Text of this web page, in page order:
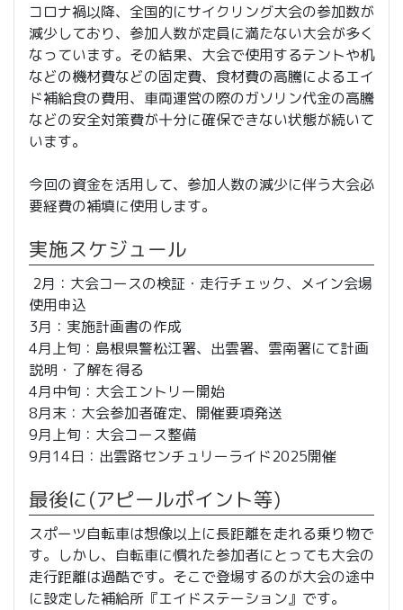
コロナ禍以降、全国的にサイクリング大会の参加数が
減少しており、参加人数が定員に満たない大会が多く
なっています。その結果、大会で使用するテントや机
などの機材費などの固定費、食材費の高騰によるエイ
ド補給食の費用、車両運営の際のガソリン代金の高騰
などの安全対策費が十分に確保できない状態が続いて
います。
今回の資金を活用して、参加人数の減少に伴う大会必
要経費の補填に使用します。
実施スケジュール
2月：大会コースの検証・走行チェック、メイン会場
使用申込
3月：実施計画書の作成
4月上旬：島根県警松江署、出雲署、雲南署にて計画
説明・了解を得る
4月中旬：大会エントリー開始
8月末：大会参加者確定、開催要項発送
9月上旬：大会コース整備
9月14日：出雲路センチュリーライド2025開催
最後に(アピールポイント等)
スポーツ自転車は想像以上に長距離を走れる乗り物で
す。しかし、自転車に慣れた参加者にとっても大会の
走行距離は過酷です。そこで登場するのが大会の途中
に設定した補給所『エイドステーション』です。